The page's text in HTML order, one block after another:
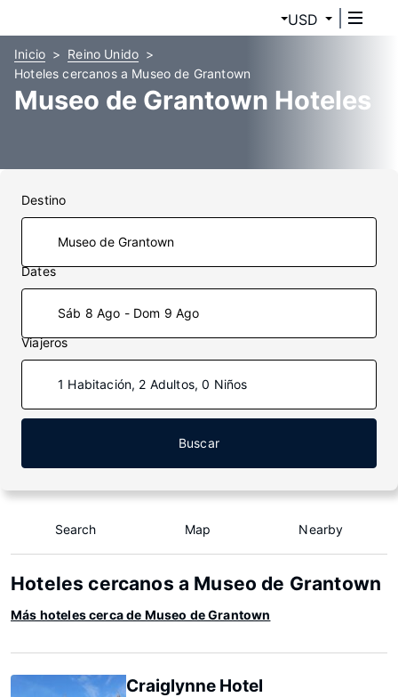
USD
Inicio
Reino Unido
Hoteles cercanos a Museo de Grantown
Museo de Grantown Hoteles
Destino
Dates
Sáb 8 Ago - Dom 9 Ago
Viajeros
1 Habitación, 2 Adultos, 0 Niños
Buscar
Search Map Nearby
Hoteles cercanos a Museo de Grantown
Más hoteles cerca de Museo de Grantown
Craiglynne Hotel